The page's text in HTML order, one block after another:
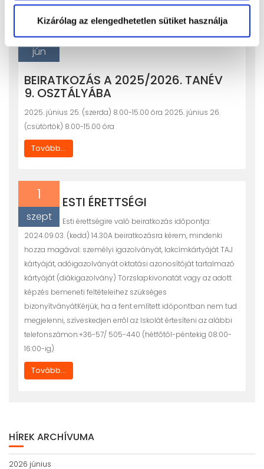
Kizárólag az elengedhetetlen sütiket használja
20
jún
BEIRATKOZÁS A 2025/2026. TANÉV
9. OSZTÁLYÁBA
2025. június 25. (szerda) 8.00-15.00 óra 2025. június 26.
(csütörtök) 8.00-15.00 óra
Tovább...
1
szept
ESTI ÉRETTSÉGI
Esti érettségire való beiratkozás idõpontja:
2024.09.03. (kedd) 14.30A beiratkozásra kérem, mindenki
hozza magával: személyi igazolványát, lakcímkártyáját TAJ
kártyáját, adóigazolványát oktatási azonosítóját tartalmazó
kártyáját (diákigazolvány) Törzslapkivonatát vagy az adott
képzés bemeneti feltételeihez szükséges
bizonyítványátKérjük, ha a fent említett időpontban nem tud
megjelenni, szíveskedjen errõl az Iskolát értesíteni az alábbi
telefonszámon:+36-57/ 505-440 (hétfõtõl-péntekig 08:00-
16:00-ig)
Tovább...
HÍREK ARCHÍVUMA
2026 június